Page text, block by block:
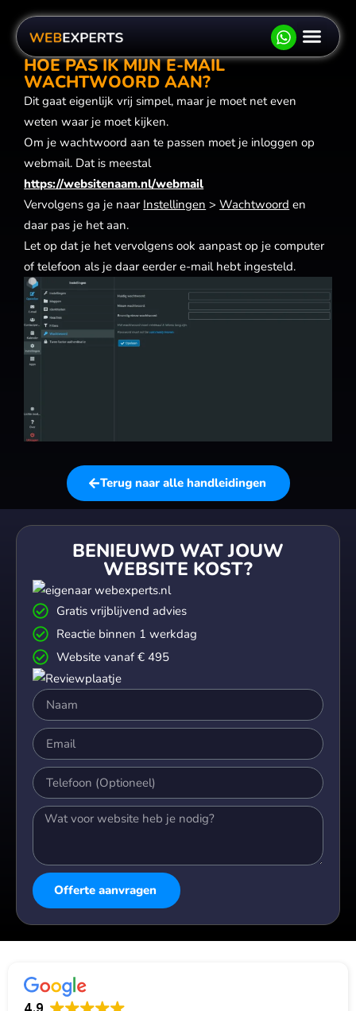
HOE PAS IK MIJN E-MAIL
WACHTWOORD AAN?
Dit gaat eigenlijk vrij simpel, maar je moet net even
weten waar je moet kijken.
Om je wachtwoord aan te passen moet je inloggen op
webmail. Dat is meestal
https://websitenaam.nl/webmail
Vervolgens ga je naar Instellingen >Wachtwoord en
daar pas je het aan.
Let op dat je het vervolgens ook aanpast op je computer
of telefoon als je daar eerder e-mail hebt ingesteld.
Terug naar alle handleidingen
BENIEUWD WAT JOUW
WEBSITE KOST?
Gratis vrijblijvend advies
Reactie binnen 1 werkdag
Website vanaf € 495
Offerte aanvragen